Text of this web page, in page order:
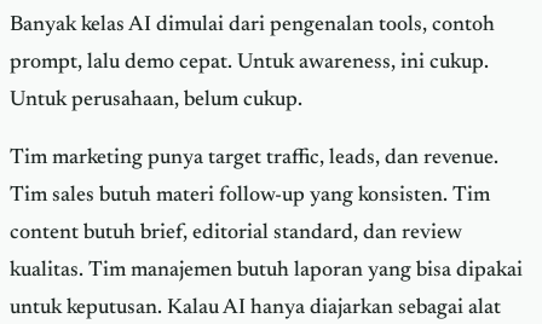
Banyak kelas AI dimulai dari pengenalan tools, contoh
prompt, lalu demo cepat. Untuk awareness, ini cukup.
Untuk perusahaan, belum cukup.
Tim marketing punya target traffic, leads, dan revenue.
Tim sales butuh materi follow-up yang konsisten. Tim
content butuh brief, editorial standard, dan review
kualitas. Tim manajemen butuh laporan yang bisa dipakai
untuk keputusan. Kalau AI hanya diajarkan sebagai alat